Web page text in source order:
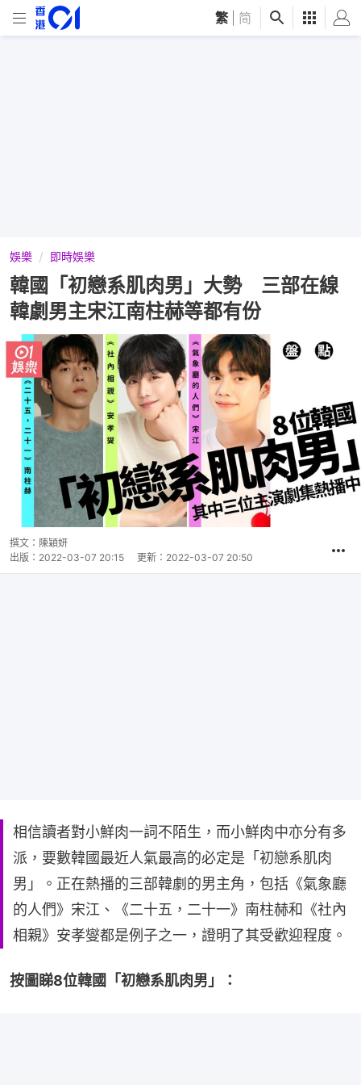
繁 简
娛樂 即時娛樂
韓國「初戀系肌肉男」大勢 三部在線
韓劇男主宋江南柱赫等都有份
撰文： 陳穎妍
出版： 2022-03-07 20:15 更新： 2022-03-07 20:50
相信讀者對小鮮肉一詞不陌生，而小鮮肉中亦分有多
派，要數韓國最近人氣最高的必定是「初戀系肌肉
男」。正在熱播的三部韓劇的男主角，包括《氣象廳
的人們》宋江、《二十五，二十一》南柱赫和《社內
相親》安孝燮都是例子之一，證明了其受歡迎程度。
按圖睇8位韓國「初戀系肌肉男」：